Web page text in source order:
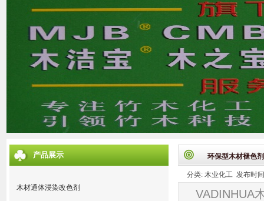
产品展示
木材通体浸染改色剂
环保型木材褪色剂
分类: 木业化工 发布时
VADINHUA